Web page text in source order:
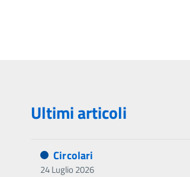
Ultimi articoli
Circolari
24 Luglio 2026